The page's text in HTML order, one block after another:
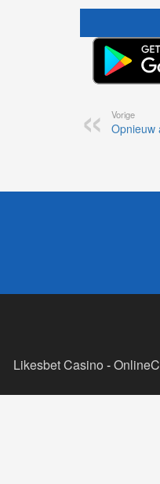
Vorige
Opnieuw
Likesbet Casino -